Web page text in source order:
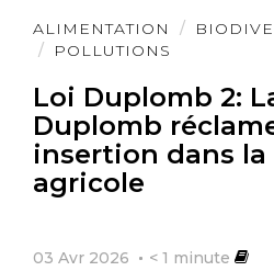
ALIMENTATION
POLLUTIONS
Loi Duplomb 2:
Duplomb
insertion dans
agricole
03 Avr 2026 < 1 minute
Lire
l'article